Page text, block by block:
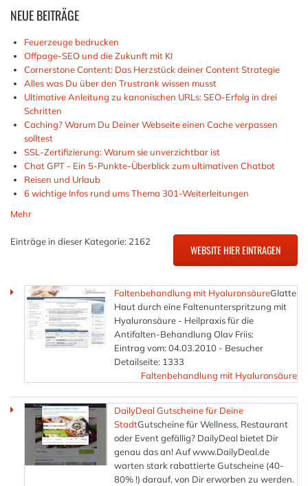
NEUEBEITRÄGE
Feuerzeuge bedrucken
Offpage-SEO und die Zukunft mit KI
Cornerstone Content: Das Herzstück deiner Content Strategie
Alles was Du über den Trustrank wissen musst
Ultimative Anleitung zu kanonischen URLs: SEO-Erfolg in drei
Schritten
Caching? Warum Du Deiner Webseite einen Cache verpassen
solltest
SSL-Zertifizierung: Warum sie unverzichtbar ist
Chat GPT - Ein 5-Punkte-Überblick zum ultimativen Chatbot
Reisen und Urlaub
6 wichtige Infos rund ums Thema 301-Weiterleitungen
Mehr
Einträge in dieser Kategorie: 2162
Faltenbehandlung mit HyaluronsäureGlatte
Haut durch eine Faltenunterspritzung mit
Hyaluronsäure - Heilpraxis für die
Antifalten-Behandlung Olav Friis:
Eintrag vom: 04.03.2010 - Besucher
Detailseite: 1333
Faltenbehandlung mit Hyaluronsäure
DailyDeal Gutscheine für Deine
StadtGutscheine für Wellness, Restaurant
oder Event gefällig? DailyDeal bietet Dir
genau das an! Auf www.DailyDeal.de
warten stark rabattierte Gutscheine (40-
80% !) darauf, von Dir erworben zu werden.